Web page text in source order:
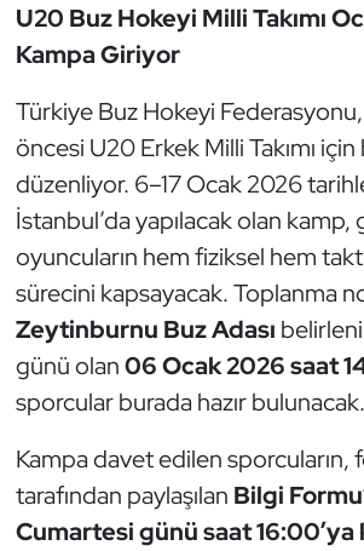
U20 Buz Hokeyi Milli Takımı
Kampa Giriyor
Türkiye Buz Hokeyi
öncesi U20 Erkek Milli Takımı için
düzenliyor. 6–17 Ocak 2026
İstanbul’da yapılacak olan kamp,
oyuncuların hem fiziksel hem
sürecini kapsayacak. Toplanma
Zeytinburnu Buz Adası
günü olan06 Ocak 2026 saat
sporcular burada hazır bulunacak.
Kampa davet edilen sporcuların,
tarafından paylaşılan Bilgi
Cumartesi günü saat
Dövüş Sanatı
E-Spor
Eskrim
Futbol
Futsal
Genel
Güreş
Halter